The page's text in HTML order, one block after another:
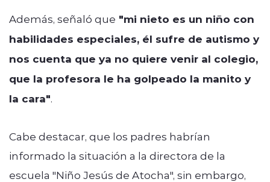
Además, señaló que "mi nieto es un niño con
habilidades especiales, él sufre de autismo y
nos cuenta que ya no quiere venir al colegio,
que la profesora le ha golpeado la manito y
la cara".
Cabe destacar, que los padres habrían
informado la situación a la directora de la
escuela "Niño Jesús de Atocha", sin embargo,